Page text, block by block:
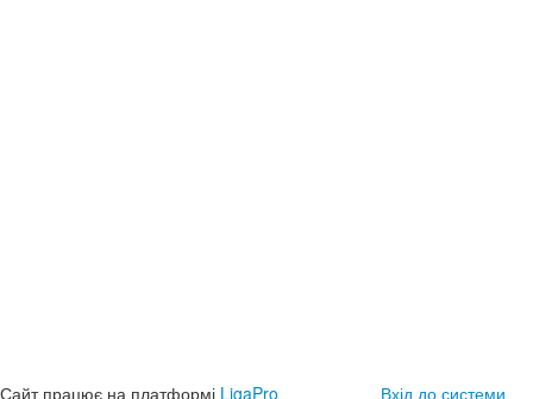
Сайт працює на платформі LigaPro Вхід до системи